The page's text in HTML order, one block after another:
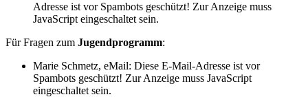
Adresse ist vor Spambots geschützt! Zur Anzeige muss
JavaScript eingeschaltet sein.
Für Fragen zum Jugendprogramm:
Marie Schmetz, eMail: Diese E-Mail-Adresse ist vor
Spambots geschützt! Zur Anzeige muss JavaScript
eingeschaltet sein.